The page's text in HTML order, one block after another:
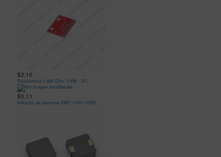
$2.10
Resistencia 1.8M Ohm 1/4W - 5%
$0.11
Inductor de potencia SMD 1UH (1040)